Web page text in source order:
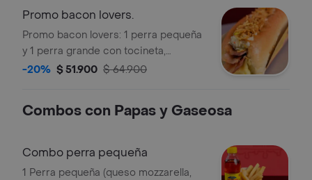
Promo bacon lovers.
Promo bacon lovers: 1 perra pequeña
y 1 perra grande con tocineta,
ensalada y papas trituradas.
-20% $ 51.900 $ 64.900
Combos con Papas y Gaseosa
Combo perra pequeña
1 Perra pequeña (queso mozzarella,